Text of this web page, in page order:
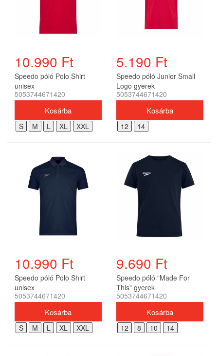
10.990 Ft
Speedo póló Polo Shirt
unisex
5053744671420
S M L XL XXL
5.190 Ft
Speedo póló Junior Small
Logo gyerek
5053744671420
12 14
10.990 Ft
Speedo póló Polo Shirt
unisex
5053744671420
S M L XL XXL
9.690 Ft
Speedo póló "Made For
This" gyerek
5053744671420
12 8 10 14